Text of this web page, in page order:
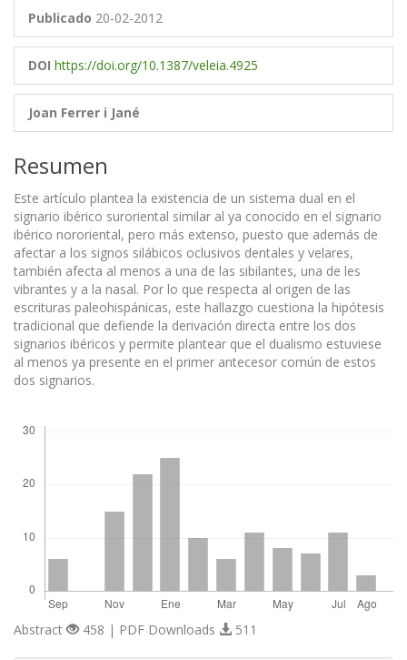
Publicado 20-02-2012
DOI https://doi.org/10.1387/veleia.4925
Joan Ferrer i Jané
Resumen
Este artículo plantea la existencia de un sistema dual en el
signario ibérico suroriental similar al ya conocido en el signario
ibérico nororiental, pero más extenso, puesto que además de
afectar a los signos silábicos oclusivos dentales y velares,
también afecta al menos a una de las sibilantes, una de les
vibrantes y a la nasal. Por lo que respecta al origen de las
escrituras paleohispánicas, este hallazgo cuestiona la hipótesis
tradicional que defiende la derivación directa entre los dos
signarios ibéricos y permite plantear que el dualismo estuviese
al menos ya presente en el primer antecesor común de estos
dos signarios.
Abstract 458 | PDF Downloads 511